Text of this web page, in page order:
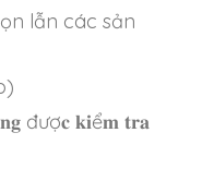
lẫn các sản
đượ𝐜 𝐤𝐢ể𝐦 𝐭𝐫𝐚